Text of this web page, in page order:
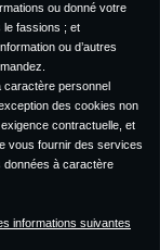
ou donné votre
le fassions ; et
ou d’autres
caractère personnel
des cookies non
contractuelle, et
vous fournir des services
données à caractère
informations suivantes